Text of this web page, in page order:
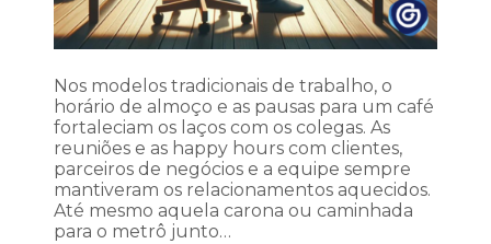
Nos modelos tradicionais de trabalho, o
horário de almoço e as pausas para um café
fortaleciam os laços com os colegas. As
reuniões e as happy hours com clientes,
parceiros de negócios e a equipe sempre
mantiveram os relacionamentos aquecidos.
Até mesmo aquela carona ou caminhada
para o metrô junto…